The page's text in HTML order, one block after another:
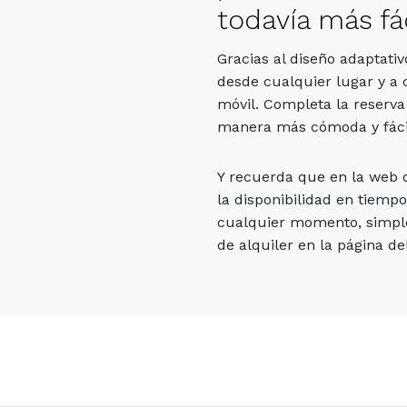
todavía más
Gracias al diseño
desde cualquier lugar y a
móvil. Completa la
manera más cómoda y
Y recuerda que en la web
la disponibilidad en
cualquier momento,
de alquiler en la página